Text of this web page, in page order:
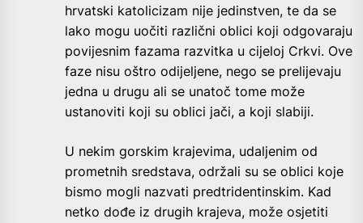
hrvatski katolicizam nije jedinstven, te da se
lako mogu uočiti različni oblici koji odgovaraju
povijesnim fazama razvitka u cijeloj Crkvi. Ove
faze nisu oštro odijeljene, nego se prelijevaju
jedna u drugu ali se unatoč tome može
ustanoviti koji su oblici jači, a koji slabiji.
U nekim gorskim krajevima, udaljenim od
prometnih sredstava, održali su se oblici koje
bismo mogli nazvati predtridentinskim. Kad
netko dođe iz drugih krajeva, može osjetiti